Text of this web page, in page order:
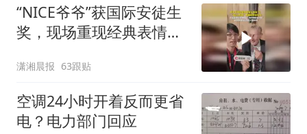
“NICE爷爷”获国际安徒生
奖，现场重现经典表情
潇湘晨报 63跟贴
空调24小时开着反而更省
电？电力部门回应